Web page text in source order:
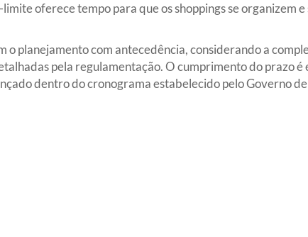
oferece tempo para que os shoppings se organizem e
o planejamento com antecedência, considerando a
pela regulamentação. O cumprimento do prazo é
dentro do cronograma estabelecido pelo Governo de